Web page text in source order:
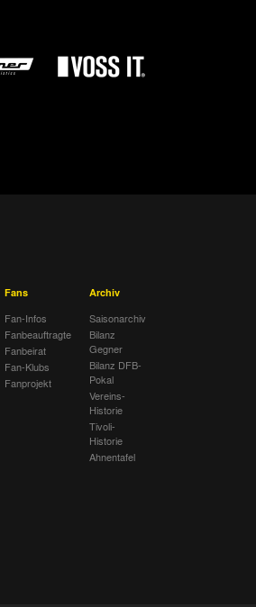
Fans
Fan-Infos
Fanbeauftragte
Fanbeirat
Fan-Klubs
Fanprojekt
Archiv
Saisonarchiv
Bilanz
Gegner
Bilanz DFB-
Pokal
Vereins-
Historie
Tivoli-
Historie
Ahnentafel